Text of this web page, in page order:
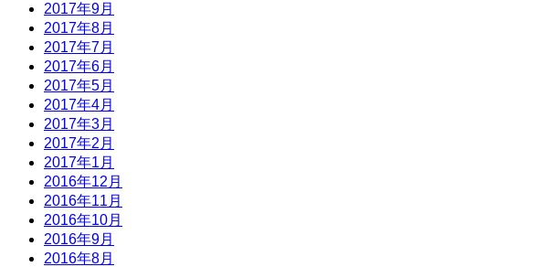
2017年9月
2017年8月
2017年7月
2017年6月
2017年5月
2017年4月
2017年3月
2017年2月
2017年1月
2016年12月
2016年11月
2016年10月
2016年9月
2016年8月